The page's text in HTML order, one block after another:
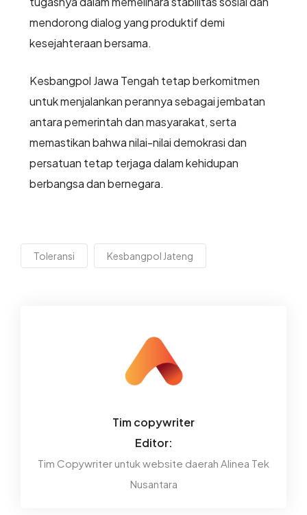
mendorong dialog yang produktif demi
kesejahteraan bersama.
Kesbangpol Jawa Tengah tetap berkomitmen
untuk menjalankan perannya sebagai jembatan
antara pemerintah dan masyarakat, serta
memastikan bahwa nilai-nilai demokrasi dan
persatuan tetap terjaga dalam kehidupan
berbangsa dan bernegara.
Toleransi Kesbangpol Jateng
Tim copywriter
Editor:
Tim Copywriter untuk website daerah Alinea Tek
Nusantara